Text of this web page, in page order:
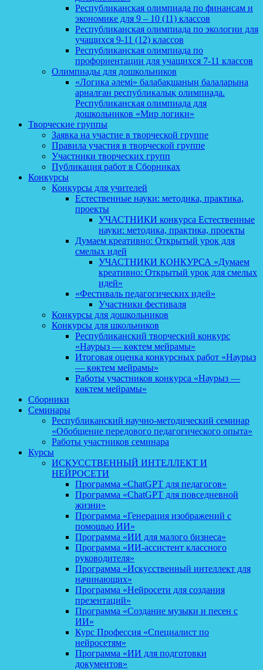
Республиканская олимпиада по финансам и
экономике для 9 – 10 (11) классов
Республиканская олимпиада по экологии для
учащихся 9-11 (12) классов
Республиканская олимпиада по
профориентации для учащихся 7-11 классов
Олимпиады для дошкольников
«Логика әлемі» балабақшаның балаларына
арналған республикалық олимпиада.
Республиканская олимпиада для
дошкольников «Мир логики»
Творческие группы
Заявка на участие в творческой группе
Правила участия в творческой группе
Участники творческих групп
Публикация работ в Сборниках
Конкурсы
Конкурсы для учителей
Естественные науки: методика, практика,
проекты
УЧАСТНИКИ конкурса Естественные
науки: методика, практика, проекты
Думаем креативно: Открытый урок для
смелых идей
УЧАСТНИКИ КОНКУРСА «Думаем
креативно: Открытый урок для смелых
идей»
«Фестиваль педагогических идей»
Участники фестиваля
Конкурсы для дошкольников
Конкурсы для школьников
Республиканский творческий конкурс
«Наурыз — көктем мейрамы»
Итоговая оценка конкурсных работ «Наурыз
— көктем мейрамы»
Работы участников конкурса «Наурыз —
көктем мейрамы»
Сборники
Семинары
Республиканский научно-методический семинар
«Обобщение передового педагогического опыта»
Работы участников семинара
Курсы
ИСКУССТВЕННЫЙ ИНТЕЛЛЕКТ И
НЕЙРОСЕТИ
Программа «ChatGPT для педагогов»
Программа «ChatGPT для повседневной
жизни»
Программа «Генерация изображений с
помощью ИИ»
Программа «ИИ для малого бизнеса»
Программа «ИИ-ассистент классного
руководителя»
Программа «Искусственный интеллект для
начинающих»
Программа «Нейросети для создания
презентаций»
Программа «Создание музыки и песен с
ИИ»
Курс Профессия «Специалист по
нейросетям»
Программа «ИИ для подготовки
документов»